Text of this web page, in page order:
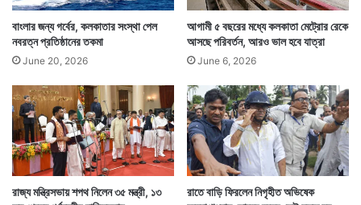
বাংলার জন্য গর্বের, কলকাতার সংস্থা পেল
নবরত্ন প্রতিষ্ঠানের তকমা
June 20, 2026
আগামী ৫ বছরের মধ্যে কলকাতা মেট্রোর রেকে
আসছে পরিবর্তন, আরও ভাল হবে যাত্রা
June 6, 2026
রাজ্য মন্ত্রিসভায় শপথ নিলেন ৩৫ মন্ত্রী, ১৩
রাতে বাড়ি ফিরলেন নিগৃহীত অভিষেক